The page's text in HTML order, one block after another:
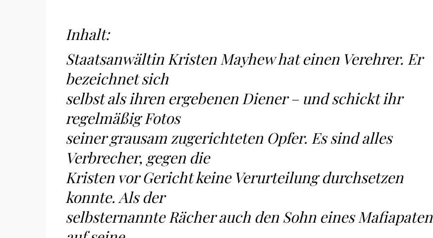
Inhalt:
Staatsanwältin Kristen Mayhew hat einen Verehrer. Er
bezeichnet sich
selbst als ihren ergebenen Diener – und schickt ihr
regelmäßig Fotos
seiner grausam zugerichteten Opfer. Es sind alles
Verbrecher, gegen die
Kristen vor Gericht keine Verurteilung durchsetzen
konnte. Als der
selbsternannte Rächer auch den Sohn eines Mafiapaten